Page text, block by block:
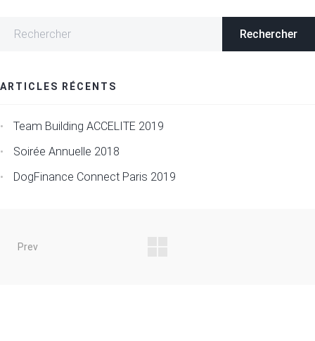
ARTICLES RÉCENTS
Team Building ACCELITE 2019
Soirée Annuelle 2018
DogFinance Connect Paris 2019
Prev